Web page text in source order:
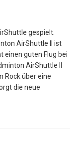
gespielt.
AirShuttle II ist
einen guten Flug bei
AirShuttle II
Rock über eine
die neue